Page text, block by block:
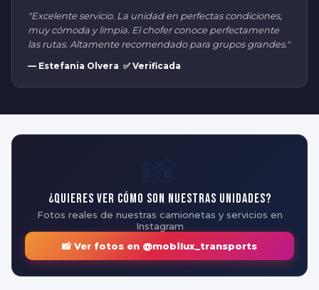
"Excelente servicio. La unidad en perfectas condiciones,
muy cómoda y limpia. El chofer conoce perfectamente
las rutas. Altamente recomendado para grupos grandes."
— Estefania Olvera ✅ Verificada
¿Quieres ver cómo son nuestras unidades?
Fotos reales de nuestras camionetas y servicios en
Instagram
📸 Ver fotos en @mobilux_transports